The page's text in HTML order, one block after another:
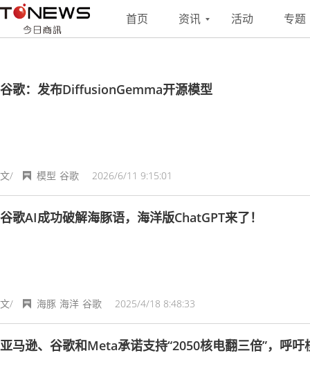
首页 资讯 活动 专题
搜索 联系
谷歌：发布DiffusionGemma开源模型
文/ 2026/6/11 9:15:01
模型 谷歌
谷歌AI成功破解海豚语，海洋版ChatGPT来了！
文/ 2025/4/18 8:48:33
海豚 海洋 谷歌
亚马逊、谷歌和Meta承诺支持“2050核电翻三倍”，呼吁